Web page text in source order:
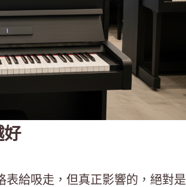
好
給吸走，但真正影響的，絕對是